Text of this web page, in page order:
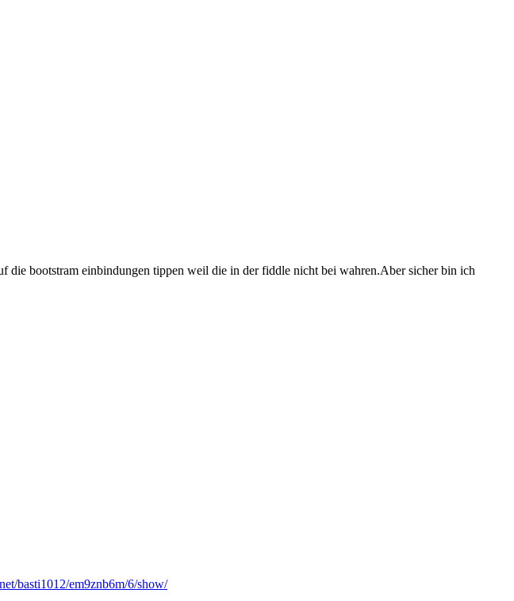
die bootstram einbindungen tippen weil die in der fiddle nicht bei wahren.Aber sicher bin ich
basti1012/em9znb6m/6/show/